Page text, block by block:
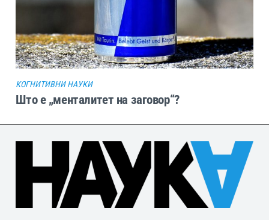
КОГНИТИВНИ НАУКИ
Што е „менталитет на заговор“?